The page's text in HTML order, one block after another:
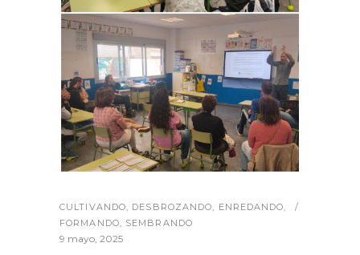
CULTIVANDO, DESBROZANDO, ENREDANDO,
FORMANDO, SEMBRANDO
9 mayo, 2025